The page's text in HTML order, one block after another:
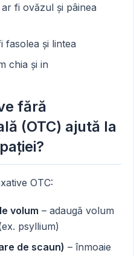
fi ovăzul și pâinea
fasolea și lintea
chia și in
fără
(OTC) ajută la
OTC:
volum – adaugă volum
psyllium)
de scaun) – înmoaie